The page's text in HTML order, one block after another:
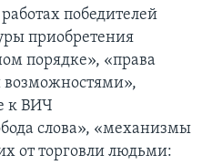
победителей
приобретения
порядке», «права
к ВИЧ
слова», «механизмы
от торговли людьми: